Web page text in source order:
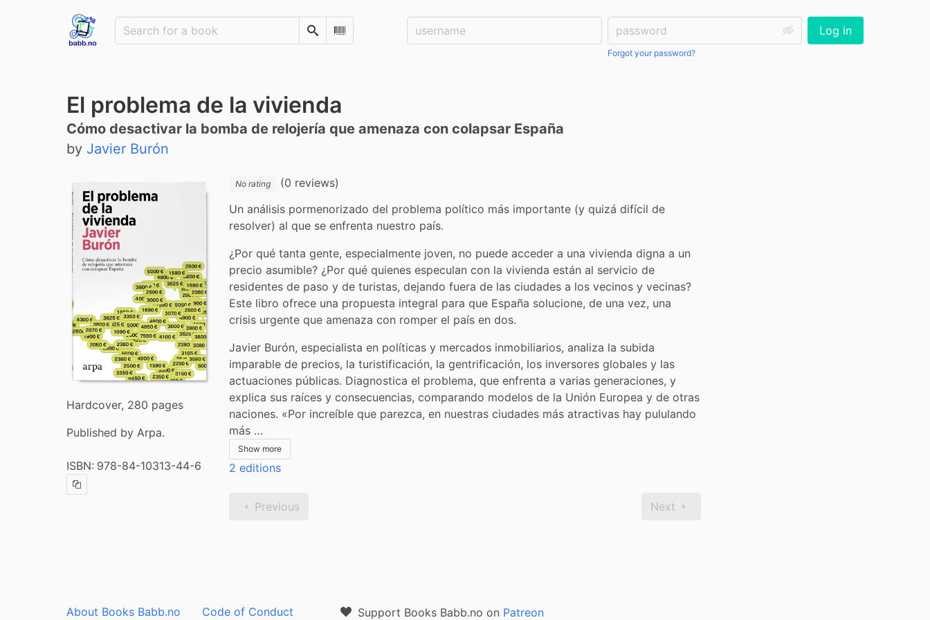
SearchScan Barcode
Username: Password:
Forgot your password?
Log in
El problema de la vivienda
Cómo desactivar la bomba de relojería que amenaza con colapsar España
by Javier Burón
Hardcover, 280 pages
Published by Arpa.
ISBN: 978-84-10313-44-6
Copy ISBN
No rating
(0 reviews)
Un análisis pormenorizado del problema político más importante (y quizá difícil de
resolver) al que se enfrenta nuestro país.
¿Por qué tanta gente, especialmente joven, no puede acceder a una vivienda digna a un
precio asumible? ¿Por qué quienes especulan con la vivienda están al servicio de
residentes de paso y de turistas, dejando fuera de las ciudades a los vecinos y vecinas?
Este libro ofrece una propuesta integral para que España solucione, de una vez, una
crisis urgente que amenaza con romper el país en dos.
Javier Burón, especialista en políticas y mercados inmobiliarios, analiza la subida
imparable de precios, la turistificación, la gentrificación, los inversores globales y las
actuaciones públicas. Diagnostica el problema, que enfrenta a varias generaciones, y
explica sus raíces y consecuencias, comparando modelos de la Unión Europea y de otras
naciones. «Por increíble que parezca, en nuestras ciudades más atractivas hay pululando
más …
Show more
2 editions
Previous Next
About Books Babb.no Code of Conduct Support Books Babb.no on Patreon